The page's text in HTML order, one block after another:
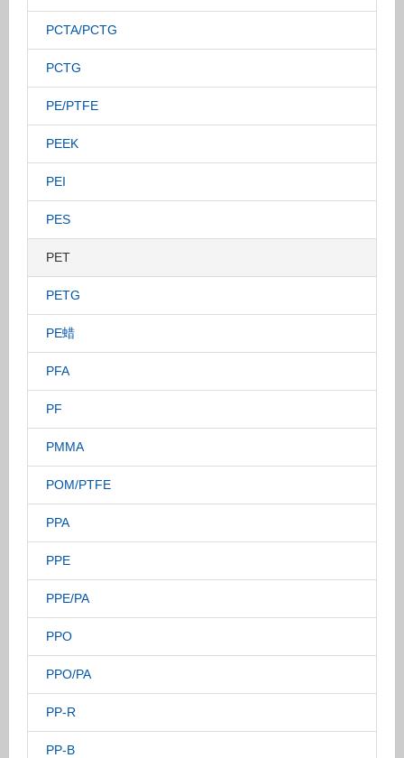
PCTA/PCTG
PCTG
PE/PTFE
PEEK
PEI
PES
PET
PETG
PE蜡
PFA
PF
PMMA
POM/PTFE
PPA
PPE
PPE/PA
PPO
PPO/PA
PP-R
PP-B